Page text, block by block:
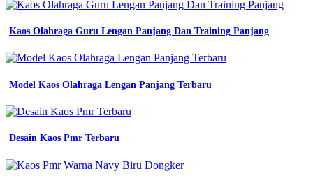
Kaos Olahraga Guru Lengan Panjang Dan Training Panjang
Model Kaos Olahraga Lengan Panjang Terbaru
Desain Kaos Pmr Terbaru